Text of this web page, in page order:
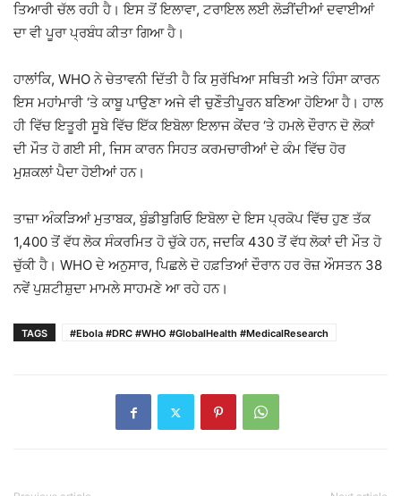
ਤਿਆਰੀ ਚੱਲ ਰਹੀ ਹੈ। ਇਸ ਤੋਂ ਇਲਾਵਾ, ਟਰਾਇਲ ਲਈ ਲੋੜੀਂਦੀਆਂ ਦਵਾਈਆਂ
ਦਾ ਵੀ ਪੂਰਾ ਪ੍ਰਬੰਧ ਕੀਤਾ ਗਿਆ ਹੈ।
ਹਾਲਾਂਕਿ, WHO ਨੇ ਚੇਤਾਵਨੀ ਦਿੱਤੀ ਹੈ ਕਿ ਸੁਰੱਖਿਆ ਸਥਿਤੀ ਅਤੇ ਹਿੰਸਾ ਕਾਰਨ
ਇਸ ਮਹਾਂਮਾਰੀ ‘ਤੇ ਕਾਬੂ ਪਾਉਣਾ ਅਜੇ ਵੀ ਚੁਣੌਤੀਪੂਰਨ ਬਣਿਆ ਹੋਇਆ ਹੈ। ਹਾਲ
ਹੀ ਵਿੱਚ ਇਤੂਰੀ ਸੂਬੇ ਵਿੱਚ ਇੱਕ ਇਬੋਲਾ ਇਲਾਜ ਕੇਂਦਰ ‘ਤੇ ਹਮਲੇ ਦੌਰਾਨ ਦੋ ਲੋਕਾਂ
ਦੀ ਮੌਤ ਹੋ ਗਈ ਸੀ, ਜਿਸ ਕਾਰਨ ਸਿਹਤ ਕਰਮਚਾਰੀਆਂ ਦੇ ਕੰਮ ਵਿੱਚ ਹੋਰ
ਮੁਸ਼ਕਲਾਂ ਪੈਦਾ ਹੋਈਆਂ ਹਨ।
ਤਾਜ਼ਾ ਅੰਕੜਿਆਂ ਮੁਤਾਬਕ, ਬੁੰਡੀਬੁਗਿਓ ਇਬੋਲਾ ਦੇ ਇਸ ਪ੍ਰਕੋਪ ਵਿੱਚ ਹੁਣ ਤੱਕ
1,400 ਤੋਂ ਵੱਧ ਲੋਕ ਸੰਕਰਮਿਤ ਹੋ ਚੁੱਕੇ ਹਨ, ਜਦਕਿ 430 ਤੋਂ ਵੱਧ ਲੋਕਾਂ ਦੀ ਮੌਤ ਹੋ
ਚੁੱਕੀ ਹੈ। WHO ਦੇ ਅਨੁਸਾਰ, ਪਿਛਲੇ ਦੋ ਹਫ਼ਤਿਆਂ ਦੌਰਾਨ ਹਰ ਰੋਜ਼ ਔਸਤਨ 38
ਨਵੇਂ ਪੁਸ਼ਟੀਸ਼ੁਦਾ ਮਾਮਲੇ ਸਾਹਮਣੇ ਆ ਰਹੇ ਹਨ।
TAGS #Ebola #DRC #WHO #GlobalHealth #MedicalResearch